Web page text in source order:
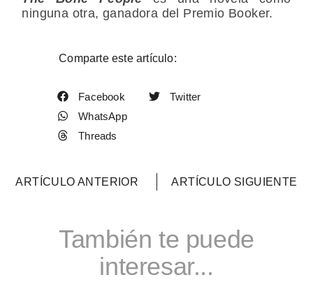
ninguna otra, ganadora del Premio Booker.
Comparte este artículo:
Facebook
Twitter
WhatsApp
Threads
ARTÍCULO ANTERIOR ARTÍCULO SIGUIENTE
También te puede
interesar...